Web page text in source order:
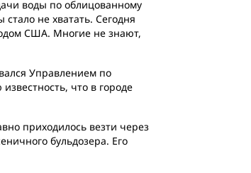
воды по облицованному
не хватать. Сегодня
США. Многие не знают,
Управлением по
что в городе
приходилось везти через
бульдозера. Его